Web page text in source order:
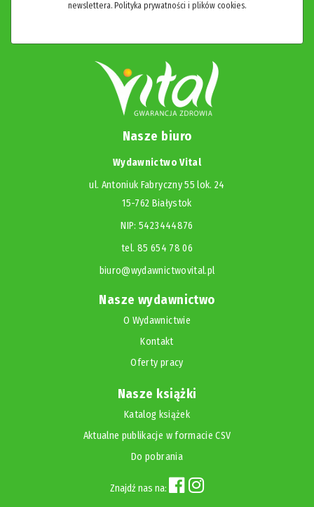
newslettera. Polityka prywatności i plików cookies.
Nasze biuro
Wydawnictwo Vital
ul. Antoniuk Fabryczny 55 lok. 24
15-762 Białystok
NIP: 5423444876
tel. 85 654 78 06
biuro@wydawnictwovital.pl
Nasze wydawnictwo
O Wydawnictwie
Kontakt
Oferty pracy
Nasze książki
Katalog książek
Aktualne publikacje w formacie CSV
Do pobrania
Znajdź nas na: